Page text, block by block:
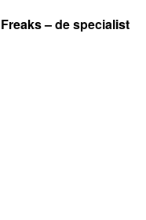
– de specialist